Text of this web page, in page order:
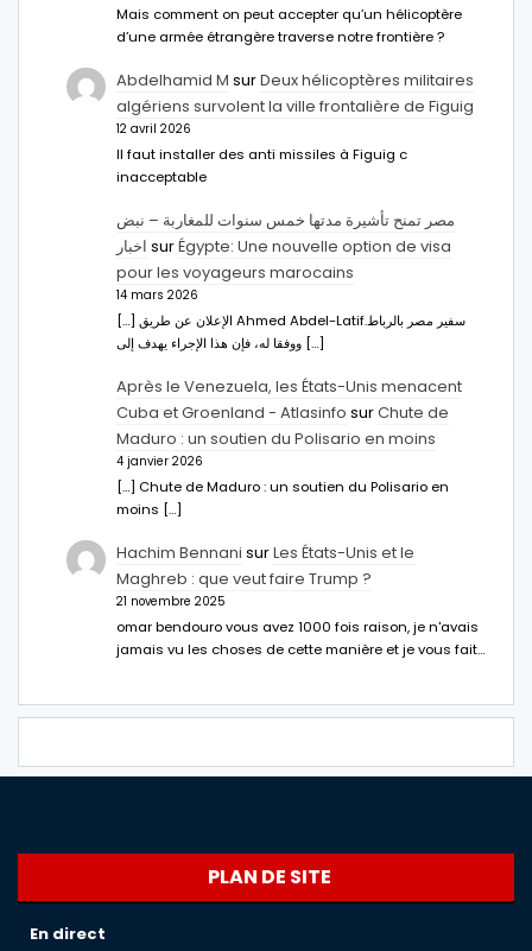
Mais comment on peut accepter qu’un hélicoptère
d’une armée étrangère traverse notre frontière ?
Abdelhamid M surDeux hélicoptères militaires
algériens survolent la ville frontalière de Figuig
12 avril 2026
Il faut installer des anti missiles à Figuig c
inacceptable
مصر تمنح تأشيرة مدتها خمس سنوات للمغاربة – نبض
اخبار surÉgypte: Une nouvelle option de visa
pour les voyageurs marocains
14 mars 2026
[…] الإعلان عن طريق Ahmed Abdel-Latifسفير مصر بالرباط.
ووفقا له، فإن هذا الإجراء يهدف إلى […]
Après le Venezuela, les États-Unis menacent
Cuba et Groenland - Atlasinfo surChute de
Maduro : un soutien du Polisario en moins
4 janvier 2026
[…] Chute de Maduro : un soutien du Polisario en
moins […]
Hachim Bennani surLes États-Unis et le
Maghreb : que veut faire Trump ?
21 novembre 2025
omar bendouro vous avez 1000 fois raison, je n'avais
jamais vu les choses de cette manière et je vous fait…
PLAN DE SITE
En direct